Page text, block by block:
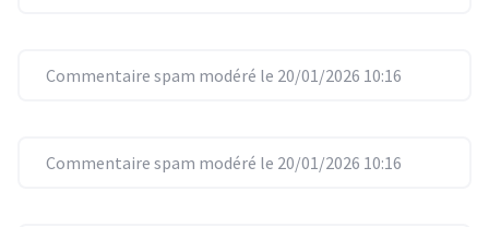
Commentaire spam modéré le 20/01/2026 10:16
Commentaire spam modéré le 20/01/2026 10:16